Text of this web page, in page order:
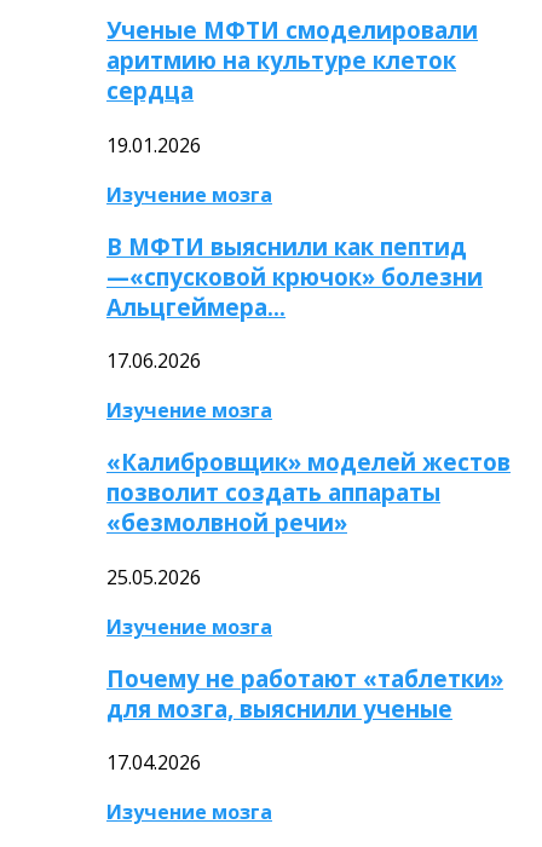
Ученые МФТИ смоделировали
аритмию на культуре клеток
сердца
19.01.2026
Изучение мозга
В МФТИ выяснили как пептид
—«спусковой крючок» болезни
Альцгеймера…
17.06.2026
Изучение мозга
«Калибровщик» моделей жестов
позволит создать аппараты
«безмолвной речи»
25.05.2026
Изучение мозга
Почему не работают «таблетки»
для мозга, выяснили ученые
17.04.2026
Изучение мозга